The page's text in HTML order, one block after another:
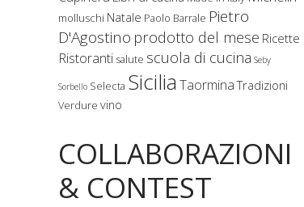
molluschi Natale Paolo Barrale Pietro
D'Agostino prodotto del mese Ricette
Ristoranti salute scuola di cucina Seby
Sorbello Selecta Sicilia Taormina Tradizioni
Verdure vino
COLLABORAZIONI
& CONTEST